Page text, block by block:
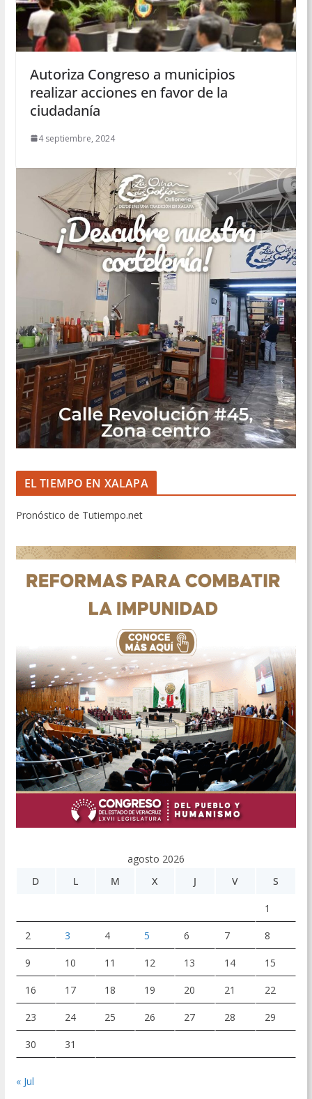
Autoriza Congreso a municipios
realizar acciones en favor de la
ciudadanía
4 septiembre, 2024
EL TIEMPO EN XALAPA
Pronóstico de Tutiempo.net
agosto 2026
D
L M X J V S
1
2 3 4 5 6 7 8
9 10 11 12 13 14 15
16 17 18 19 20 21 22
23 24 25 26 27 28 29
30 31
« Jul